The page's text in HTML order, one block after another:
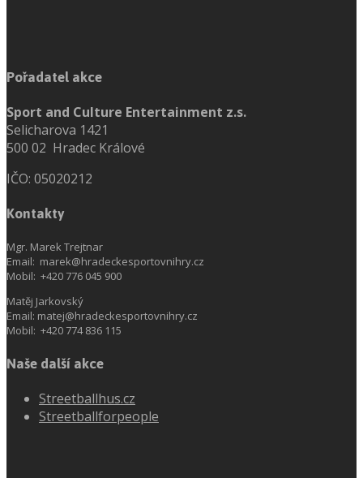
Pořadatel akce
Sport and Culture Entertainment z.s.
Selicharova 1421
500 02 Hradec Králové
IČO: 05020212
Kontakty
Mgr. Marek Trejtnar
Email: marek@hradeckesportovnihry.cz
Mobil: +420 776 045 900
Matěj Jarkovský
Email: matej@hradeckesportovnihry.cz
Mobil: +420 774 836 115
Naše další akce
Streetballhus.cz
Streetballforpeople